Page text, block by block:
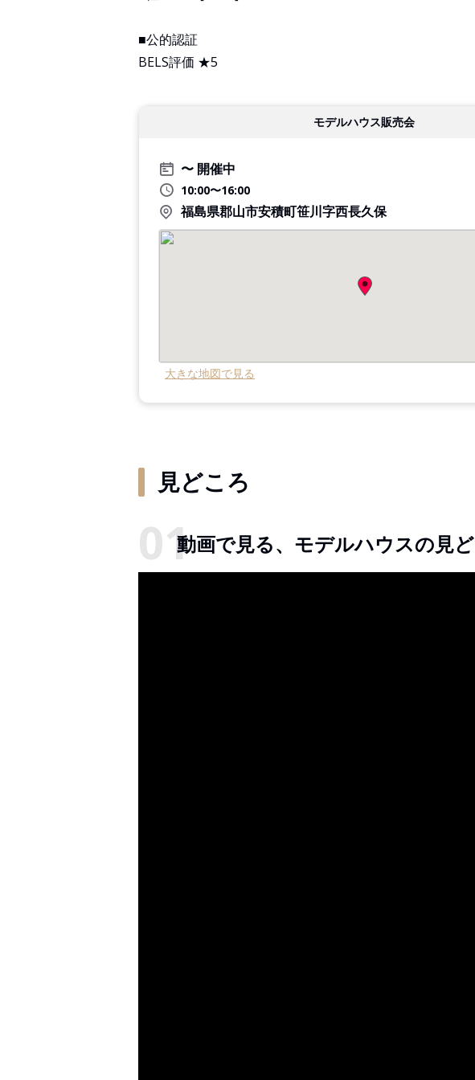
■公的認証
BELS評価 ★5
モデルハウス販売会
開催中
10:00〜16:00
福島県郡山市安積町笹川字西長久保
大きな地図で見る
見どころ
動画で見る、モデルハウスの見